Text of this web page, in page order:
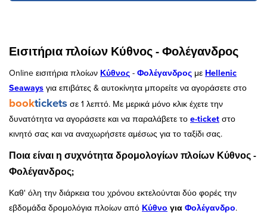
Εισιτήρια πλοίων Κύθνος - Φολέγανδρος
Online εισιτήρια πλοίων Κύθνος - Φολέγανδρος με Hellenic
Seaways για επιβάτες & αυτοκίνητα μπορείτε να αγοράσετε στο
booktickets σε 1 λεπτό. Με μερικά μόνο κλικ έχετε την
δυνατότητα να αγοράσετε και να παραλάβετε το e-ticket στο
κινητό σας και να αναχωρήσετε αμέσως για το ταξίδι σας.
Ποια είναι η συχνότητα δρομολογίων πλοίων Κύθνος -
Φολέγανδρος;
Καθ' όλη την διάρκεια του χρόνου εκτελούνται δύο φορές την
εβδομάδα δρομολόγια πλοίων από Κύθνο για Φολέγανδρο.